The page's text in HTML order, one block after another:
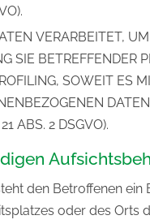
VERARBEITET,
SIE
SOWEIT ES
ABS. 2 DSGVO).
den Betroffenen
oder des